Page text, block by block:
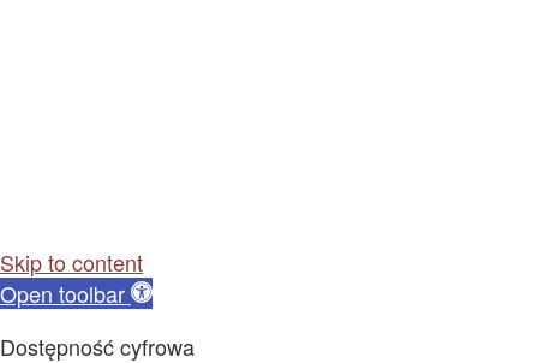
Skip to content
Open toolbar
Dostępność cyfrowa